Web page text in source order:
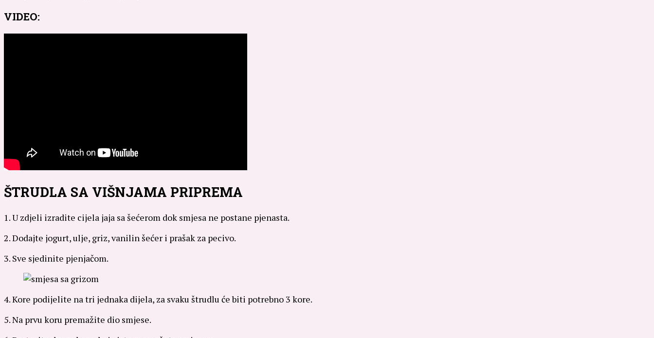
VIDEO:
ŠTRUDLA SA VIŠNJAMA PRIPREMA
1. U zdjeli izradite cijela jaja sa šećerom dok smjesa ne postane pjenasta.
2. Dodajte jogurt, ulje, griz, vanilin šećer i prašak za pecivo.
3. Sve sjedinite pjenjačom.
4. Kore podijelite na tri jednaka dijela, za svaku štrudlu će biti potrebno 3 kore.
5. Na prvu koru premažite dio smjese.